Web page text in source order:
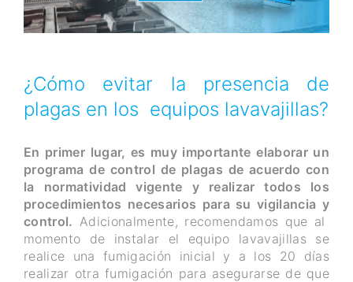
¿Cómo evitar la presencia de
plagas en los equipos lavavajillas?
En primer lugar, es muy importante elaborar un
programa de control de plagas de acuerdo con
la normatividad vigente y realizar todos los
procedimientos necesarios para su vigilancia y
control. Adicionalmente, recomendamos que al
momento de instalar el equipo lavavajillas se
realice una fumigación inicial y a los 20 días
realizar otra fumigación para asegurarse de que